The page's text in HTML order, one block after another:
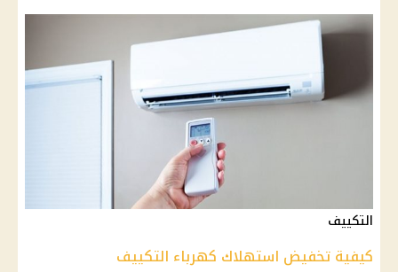
التكييف
كيفية تخفيض استهلاك كهرباء التكييف